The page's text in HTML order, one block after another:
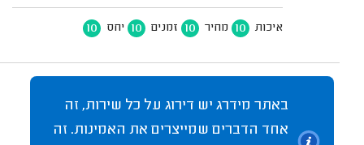
איכות 10 מחיר 10 זמנים 10 יחס 10
באתר מידרג יש דירוג על כל שירות, זה
אחד הדברים שמייצרים את האמינות. זה